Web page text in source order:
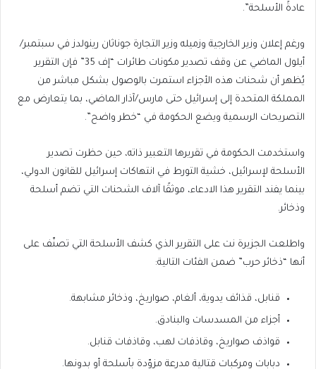
عادةً الأسلحة”.
ورغم إعلان وزير الخارجية وزميله وزير التجارة جوناثان رينولدز في سبتمبر/
أيلول الماضي عن وقف تصدير مكونات طائرات “إف 35” فإن التقرير
يُظهر أن شحنات هذه الأجزاء استمرت بالوصول بشكل مباشر من
المملكة المتحدة إلى إسرائيل حتى مارس/آذار الماضي، بما يتعارض مع
التصريحات الرسمية ويضع الحكومة في “خطر واضح”.
واستخدمت الحكومة في تقريرها التعبير ذاته، حين حظرت تصدير
الأسلحة لإسرائيل، خشية التورط في انتهاكات إسرائيل للقانون الدولي،
بينما يفند التقرير هذا الادعاء، موثقًا آلاف الشحنات التي تضم أسلحة
وذخائر.
واطلعت الجزيرة نت على التقرير الذي كشف الأسلحة التي تصنّف على
أنها “ذخائر حرب” ضمن الفئات التالية:
قنابل، قذائف يدوية، ألغام، صواريخ، وذخائر مشابهة.
أجزاء من المسدسات والبنادق.
قواذف صواريخ، وقاذفات لهب، وقاذفات قنابل.
دبابات ومركبات قتالية مدرعة مزوّدة بأسلحة أو بدونها.